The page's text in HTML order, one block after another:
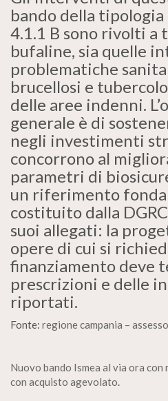
bando della
4.1.1 B sono rivolti a
bufaline, sia quelle
problematiche
brucellosi e
delle aree indenni.
generale è di
negli investimenti
concorrono al
parametri di
un riferimento
costituito dalla
suoi allegati: la
opere di cui si
finanziamento deve
prescrizioni e delle
riportati.
Fonte: regione campania –
Nuovo bando Ismea al via ora
con acquisto agevolato.